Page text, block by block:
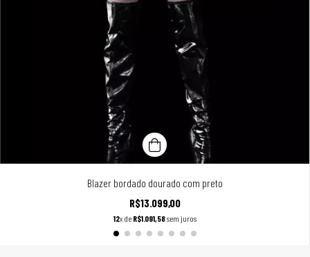
Blazer bordado dourado com preto
R$13.099,00
12x de R$1.091,58sem juros